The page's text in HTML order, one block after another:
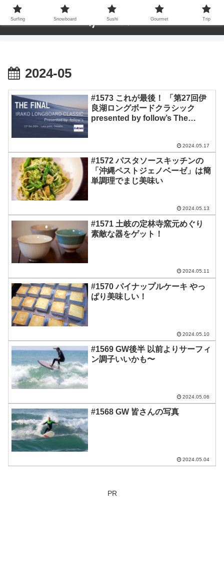
2024-05
#1573 これが最後！ 「第27回伊
良湖ロングボードクラシック
presented by follow’s The
2024.05.17
#1572 パスタソースキッチンの
「沖縄ペストジェノベーゼ」は簡
単調理でまじ美味い
2024.05.13
#1571 土岐の定林寺窯元めぐり
素敵な器をゲット！
2024.05.11
#1570 パイナップルケーキ やっ
ぱり美味しい！
2024.05.10
#1569 GW後半 以前よりサーフィ
ン調子いいかも〜
2024.05.06
#1568 GW 皆さんの写真
2024.05.04
PR
Surfing Snowboard Sushi Gourmet Trip